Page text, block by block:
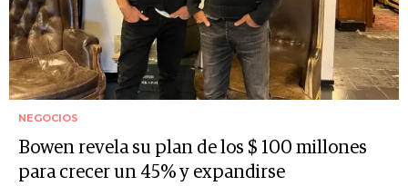
NEGOCIOS
Bowen revela su plan de los $ 100 millones
para crecer un 45% y expandirse